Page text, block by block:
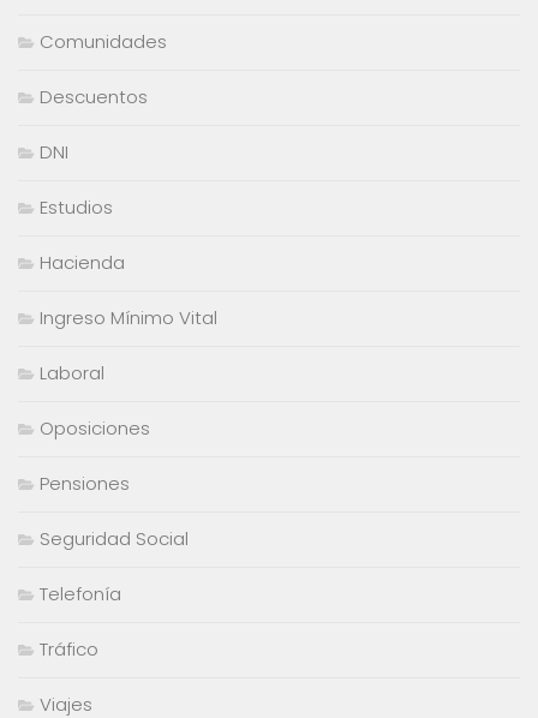
Comunidades
Descuentos
DNI
Estudios
Hacienda
Ingreso Mínimo Vital
Laboral
Oposiciones
Pensiones
Seguridad Social
Telefonía
Tráfico
Viajes